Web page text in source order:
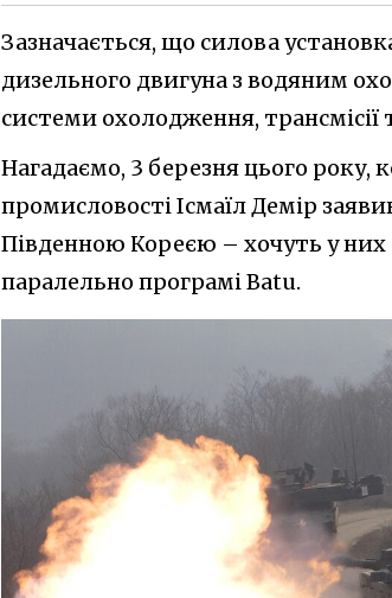
Зазначається, що силова
дизельного двигуна з водяним
системи охолодження, трансмісії
Нагадаємо, 3 березня цього року,
промисловості Ісмаїл Демір
Південною Кореєю – хочуть у
паралельно програмі Batu.